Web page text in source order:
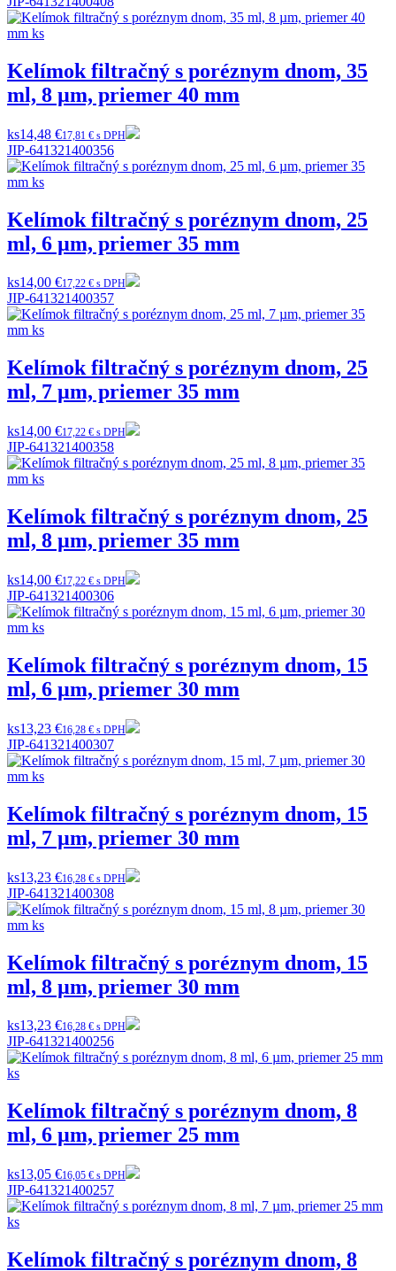
Kelímok filtračný s poréznym dnom, 35
ml, 8 µm, priemer 40 mm
ks14,48 €17,81 € s DPH
JIP-641321400356
Kelímok filtračný s poréznym dnom, 25
ml, 6 µm, priemer 35 mm
ks14,00 €17,22 € s DPH
JIP-641321400357
Kelímok filtračný s poréznym dnom, 25
ml, 7 µm, priemer 35 mm
ks14,00 €17,22 € s DPH
JIP-641321400358
Kelímok filtračný s poréznym dnom, 25
ml, 8 µm, priemer 35 mm
ks14,00 €17,22 € s DPH
JIP-641321400306
Kelímok filtračný s poréznym dnom, 15
ml, 6 µm, priemer 30 mm
ks13,23 €16,28 € s DPH
JIP-641321400307
Kelímok filtračný s poréznym dnom, 15
ml, 7 µm, priemer 30 mm
ks13,23 €16,28 € s DPH
JIP-641321400308
Kelímok filtračný s poréznym dnom, 15
ml, 8 µm, priemer 30 mm
ks13,23 €16,28 € s DPH
JIP-641321400256
Kelímok filtračný s poréznym dnom, 8
ml, 6 µm, priemer 25 mm
ks13,05 €16,05 € s DPH
JIP-641321400257
Kelímok filtračný s poréznym dnom, 8